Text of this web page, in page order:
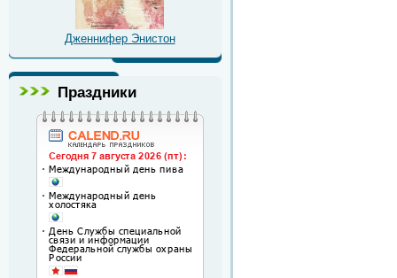
Дженнифер Энистон
Праздники